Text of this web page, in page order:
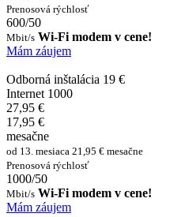
Prenosová rýchlosť
600/50
Mbit/s Wi-Fi modem v cene!
Mám záujem
Odborná inštalácia 19 €
Internet 1000
27,95 €
17,95 €
mesačne
od 13. mesiaca 21,95 € mesačne
Prenosová rýchlosť
1000/50
Mbit/s Wi-Fi modem v cene!
Mám záujem